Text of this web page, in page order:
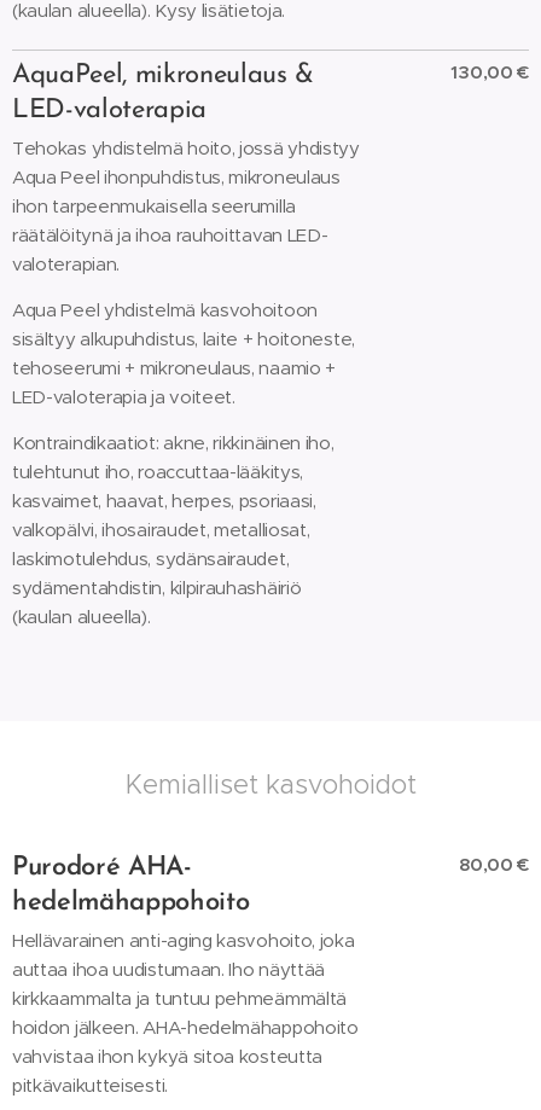
(kaulan alueella). Kysy lisätietoja.
AquaPeel, mikroneulaus &
LED-valoterapia
Tehokas yhdistelmä hoito, jossä yhdistyy
Aqua Peel ihonpuhdistus, mikroneulaus
ihon tarpeenmukaisella seerumilla
räätälöitynä ja ihoa rauhoittavan LED-
valoterapian.
Aqua Peel yhdistelmä kasvohoitoon
sisältyy alkupuhdistus, laite + hoitoneste,
tehoseerumi + mikroneulaus, naamio +
LED-valoterapia ja voiteet.
Kontraindikaatiot: akne, rikkinäinen iho,
tulehtunut iho, roaccuttaa-lääkitys,
kasvaimet, haavat, herpes, psoriaasi,
valkopälvi, ihosairaudet, metalliosat,
laskimotulehdus, sydänsairaudet,
sydämentahdistin, kilpirauhashäiriö
(kaulan alueella).
130,00 €
Kemialliset kasvohoidot
Purodoré AHA-
hedelmähappohoito
Hellävarainen anti-aging kasvohoito, joka
auttaa ihoa uudistumaan. Iho näyttää
kirkkaammalta ja tuntuu pehmeämmältä
hoidon jälkeen. AHA-hedelmähappohoito
vahvistaa ihon kykyä sitoa kosteutta
pitkävaikutteisesti.
80,00 €